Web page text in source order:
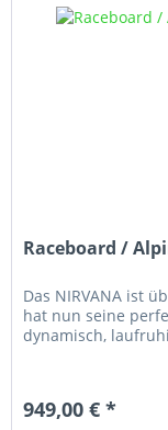
Raceboard /
Das NIRVANA ist
hat nun seine
dynamisch,
949,00 € *